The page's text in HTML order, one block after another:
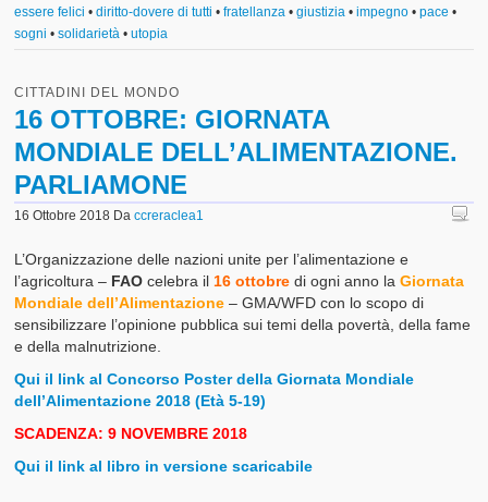
essere felici •diritto-dovere di tutti •fratellanza •giustizia •impegno •pace •
sogni •solidarietà •utopia
CITTADINI DEL MONDO
16 OTTOBRE: GIORNATA
MONDIALE DELL’ALIMENTAZIONE.
PARLIAMONE
16 Ottobre 2018 Daccreraclea1
L’Organizzazione delle nazioni unite per l’alimentazione e
l’agricoltura – FAO celebra il 16 ottobredi ogni anno laGiornata
Mondiale dell’Alimentazione – GMA/WFD con lo scopo di
sensibilizzare l’opinione pubblica sui temi della povertà, della fame
e della malnutrizione.
Qui il link al Concorso Poster della Giornata Mondiale
dell’Alimentazione 2018 (Età 5-19)
SCADENZA: 9 NOVEMBRE 2018
Qui il link al libro in versione scaricabile